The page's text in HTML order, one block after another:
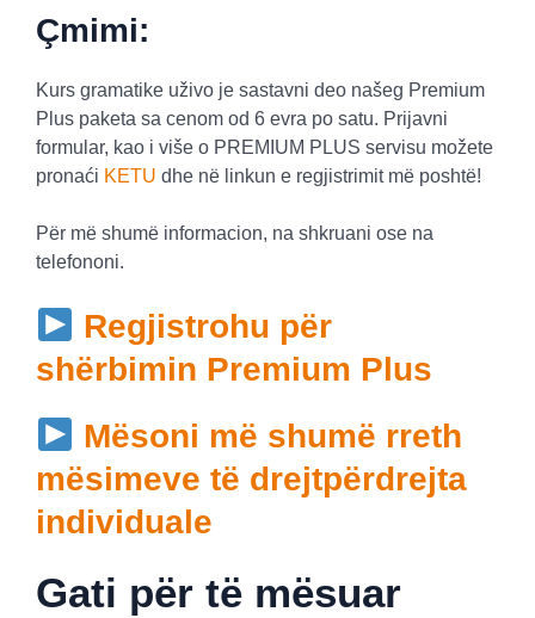
Çmimi:
Kurs gramatike uživo je sastavni deo našeg Premium
Plus paketa sa cenom od 6 evra po satu. Prijavni
formular, kao i više o PREMIUM PLUS servisu možete
pronaći KETU dhe në linkun e regjistrimit më poshtë!
Për më shumë informacion, na shkruani ose na
telefononi.
Regjistrohu për
shërbimin Premium Plus
Mësoni më shumë rreth
mësimeve të drejtpërdrejta
individuale
Gati për të mësuar